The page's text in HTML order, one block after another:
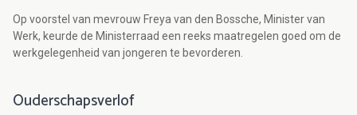
Op voorstel van mevrouw Freya van den Bossche, Minister van
Werk, keurde de Ministerraad een reeks maatregelen goed om de
werkgelegenheid van jongeren te bevorderen.
Ouderschapsverlof